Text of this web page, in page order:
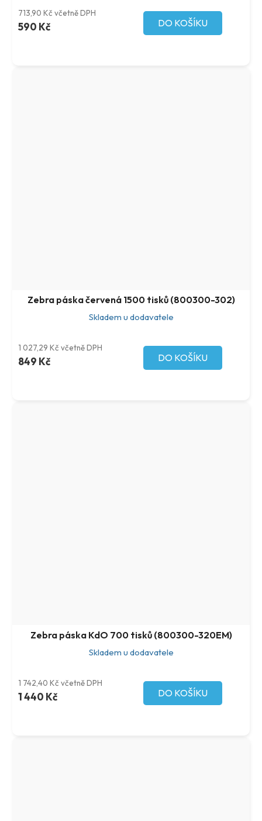
713,90 Kč včetně DPH
590 Kč DO KOŠÍKU
Zebra páska červená 1500 tisků (800300-302)
Skladem u dodavatele
1 027,29 Kč včetně DPH
849 Kč DO KOŠÍKU
Zebra páska KdO 700 tisků (800300-320EM)
Skladem u dodavatele
1 742,40 Kč včetně DPH
1 440 Kč DO KOŠÍKU